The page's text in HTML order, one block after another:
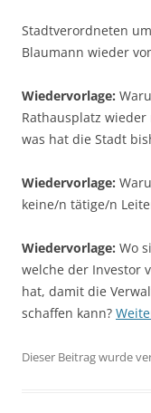
Stadtverordneten
Blaumann wieder
Wiedervorlage:
Rathausplatz
was hat die Stadt
Wiedervorlage:
keine/n tätige/n
Wiedervorlage: Wo
welche der Investor
hat, damit die
schaffen kann?
Dieser Beitrag wurde